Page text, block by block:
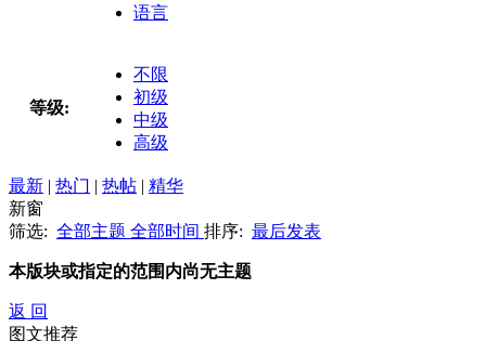
语言
等级:
不限
初级
中级
高级
最新 | 热门 | 热帖 | 精华
新窗
筛选: 全部主题 全部时间 排序: 最后发表
本版块或指定的范围内尚无主题
返 回
图文推荐